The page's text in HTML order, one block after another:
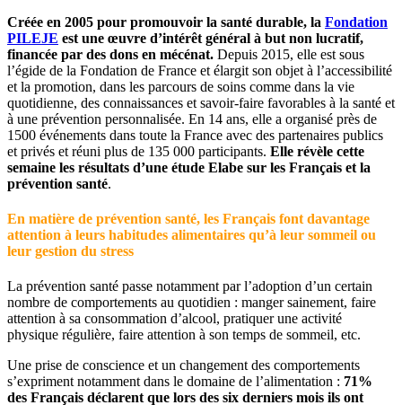
Créée en 2005 pour promouvoir la santé durable, la Fondation
PILEJE est une œuvre d’intérêt général à but non lucratif,
financée par des dons en mécénat. Depuis 2015, elle est sous
l’égide de la Fondation de France et élargit son objet à l’accessibilité
et la promotion, dans les parcours de soins comme dans la vie
quotidienne, des connaissances et savoir-faire favorables à la santé et
à une prévention personnalisée. En 14 ans, elle a organisé près de
1500 événements dans toute la France avec des partenaires publics
et privés et réuni plus de 135 000 participants. Elle révèle cette
semaine les résultats d’une étude Elabe sur les Français et la
prévention santé.
En matière de prévention santé, les Français font davantage
attention à leurs habitudes alimentaires qu’à leur sommeil ou
leur gestion du stress
La prévention santé passe notamment par l’adoption d’un certain
nombre de comportements au quotidien : manger sainement, faire
attention à sa consommation d’alcool, pratiquer une activité
physique régulière, faire attention à son temps de sommeil, etc.
Une prise de conscience et un changement des comportements
s’expriment notamment dans le domaine de l’alimentation : 71%
des Français déclarent que lors des six derniers mois ils ont